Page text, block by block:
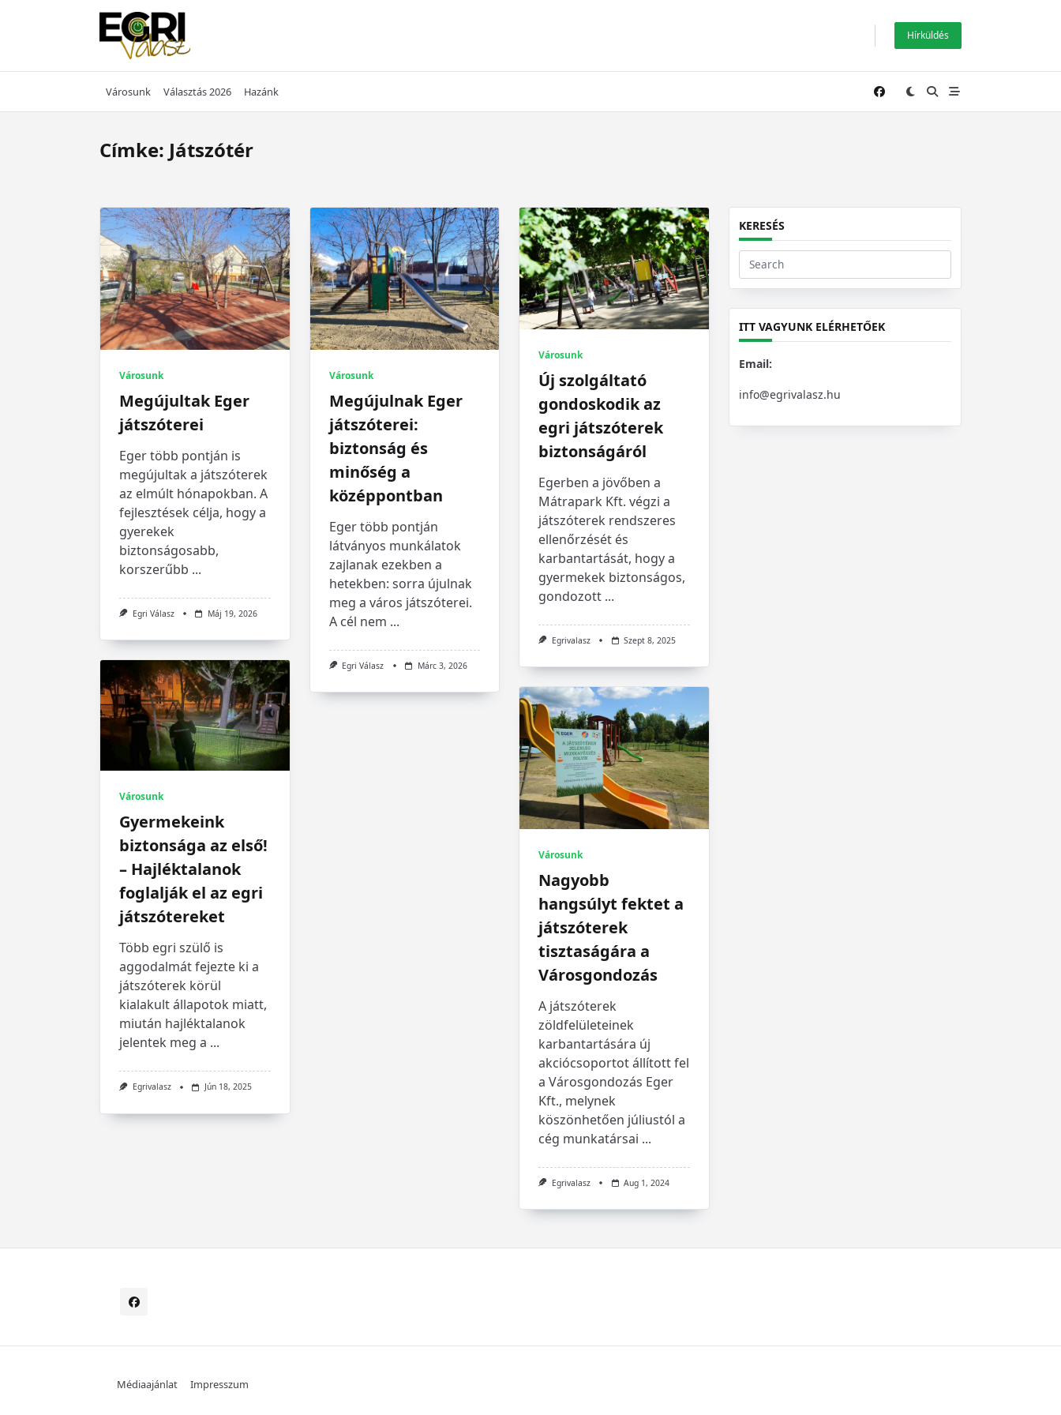
Hírküldés
Városunk Választás 2026 Hazánk
Címke: Játszótér
Városunk
Megújultak Eger
játszóterei
Eger több pontján is
megújultak a játszóterek
az elmúlt hónapokban. A
fejlesztések célja, hogy a
gyerekek
biztonságosabb,
korszerűbb ...
Egri Válasz Máj 19, 2026
Városunk
Megújulnak Eger
játszóterei:
biztonság és
minőség a
középpontban
Eger több pontján
látványos munkálatok
zajlanak ezekben a
hetekben: sorra újulnak
meg a város játszóterei.
A cél nem ...
Egri Válasz Márc 3, 2026
Városunk
Új szolgáltató
gondoskodik az
egri játszóterek
biztonságáról
Egerben a jövőben a
Mátrapark Kft. végzi a
játszóterek rendszeres
ellenőrzését és
karbantartását, hogy a
gyermekek biztonságos,
gondozott ...
Egrivalasz Szept 8, 2025
Városunk
Gyermekeink
biztonsága az első!
– Hajléktalanok
foglalják el az egri
játszótereket
Több egri szülő is
aggodalmát fejezte ki a
játszóterek körül
kialakult állapotok miatt,
miután hajléktalanok
jelentek meg a ...
Egrivalasz Jún 18, 2025
Városunk
Nagyobb
hangsúlyt fektet a
játszóterek
tisztaságára a
Városgondozás
A játszóterek
zöldfelületeinek
karbantartására új
akciócsoportot állított fel
a Városgondozás Eger
Kft., melynek
köszönhetően júliustól a
cég munkatársai ...
Egrivalasz Aug 1, 2024
KERESÉS
Search
for:
ITT VAGYUNK ELÉRHETŐEK
Email:
info@egrivalasz.hu
Médiaajánlat Impresszum